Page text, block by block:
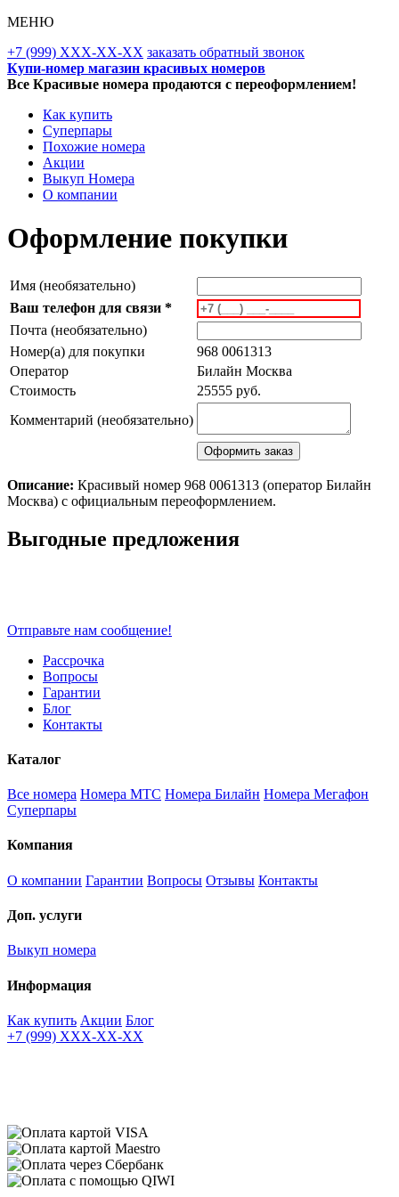
МЕНЮ
+7 (999) XXX-XX-XX заказать обратный звонок
Купи-номер магазин красивых номеров
Все Красивые номера продаются с переоформлением!
Как купить
Суперпары
Похожие номера
Акции
Выкуп Номера
О компании
Оформление покупки
Имя (необязательно)
Ваш телефон для связи *
Почта (необязательно)
Номер(а) для покупки
968 0061313
Оператор
Билайн Москва
Стоимость
25555 руб.
Комментарий (необязательно)
Описание: Красивый номер 968 0061313 (оператор Билайн
Москва) с официальным переоформлением.
Scroll
Up
Выгодные предложения
Отправьте нам сообщение!
Рассрочка
Вопросы
Гарантии
Блог
Контакты
Каталог
Все номера Номера МТС Номера Билайн Номера Мегафон
Суперпары
Компания
О компании Гарантии Вопросы Отзывы Контакты
Доп. услуги
Выкуп номера
Информация
Как купить Акции Блог
+7 (999) XXX-XX-XX